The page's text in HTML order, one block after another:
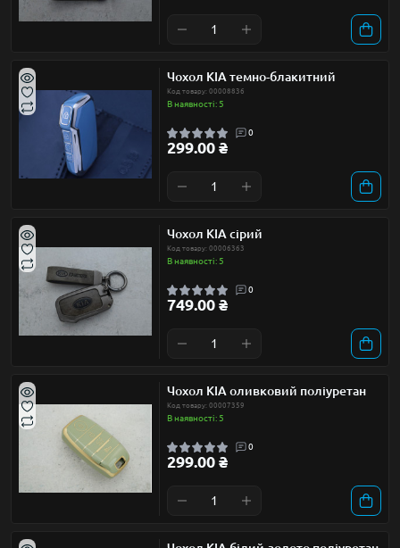
Чохол KIA темно-блакитний
Код товару: 00008836
В наявності: 5
0
299.00 ₴
Чохол KIA сірий
Код товару: 00006363
В наявності: 5
0
749.00 ₴
Чохол KIA оливковий поліуретан
Код товару: 00007359
В наявності: 5
0
299.00 ₴